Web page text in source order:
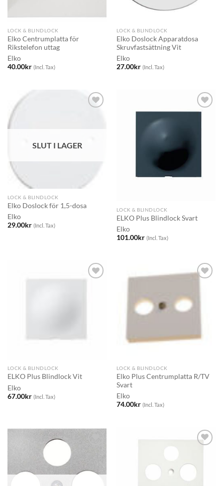
LOCK & BLINDLOCK
Elko Centrumplatta för
Rikstelefon uttag
Elko
40.00kr (Incl. Tax)
LOCK & BLINDLOCK
Elko Doslock Apparatdosa
Skruvfastsättning Vit
Elko
27.00kr (Incl. Tax)
SLUT I LAGER
LOCK & BLINDLOCK
Elko Doslock för 1,5-dosa
Elko
29.00kr (Incl. Tax)
LOCK & BLINDLOCK
ELKO Plus Blindlock Svart
Elko
101.00kr (Incl. Tax)
LOCK & BLINDLOCK
ELKO Plus Blindlock Vit
Elko
67.00kr (Incl. Tax)
LOCK & BLINDLOCK
Elko Plus Centrumplatta R/TV
Svart
Elko
74.00kr (Incl. Tax)